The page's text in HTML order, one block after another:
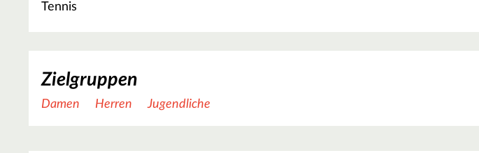
Tennis
Zielgruppen
Damen Herren Jugendliche